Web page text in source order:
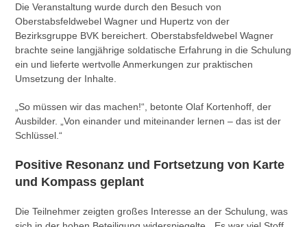
Die Veranstaltung wurde durch den Besuch von
Oberstabsfeldwebel Wagner und Hupertz von der
Bezirksgruppe BVK bereichert. Oberstabsfeldwebel Wagner
brachte seine langjährige soldatische Erfahrung in die Schulung
ein und lieferte wertvolle Anmerkungen zur praktischen
Umsetzung der Inhalte.
„So müssen wir das machen!“, betonte Olaf Kortenhoff, der
Ausbilder. „Von einander und miteinander lernen – das ist der
Schlüssel.“
Positive Resonanz und Fortsetzung von Karte
und Kompass geplant
Die Teilnehmer zeigten großes Interesse an der Schulung, was